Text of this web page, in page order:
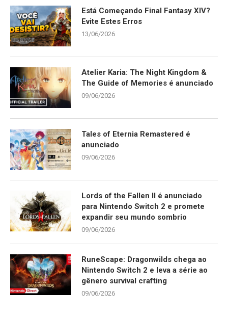
Está Começando Final Fantasy XIV?
Evite Estes Erros
13/06/2026
Atelier Karia: The Night Kingdom &
The Guide of Memories é anunciado
09/06/2026
Tales of Eternia Remastered é
anunciado
09/06/2026
Lords of the Fallen II é anunciado
para Nintendo Switch 2 e promete
expandir seu mundo sombrio
09/06/2026
RuneScape: Dragonwilds chega ao
Nintendo Switch 2 e leva a série ao
gênero survival crafting
09/06/2026